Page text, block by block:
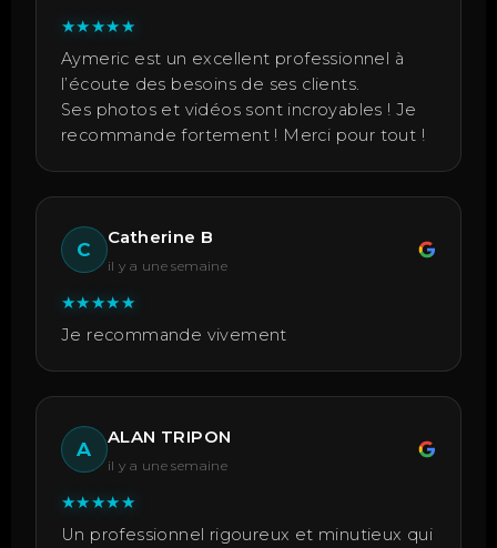
★★★★★
Aymeric est un excellent professionnel à
l’écoute des besoins de ses clients.
Ses photos et vidéos sont incroyables ! Je
recommande fortement ! Merci pour tout !
C
Catherine B
il y a une semaine
★★★★★
Je recommande vivement
A
ALAN TRIPON
il y a une semaine
★★★★★
Un professionnel rigoureux et minutieux qui